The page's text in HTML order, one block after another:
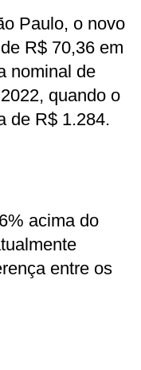
Paulo, o novo
R$ 70,36 em
nominal de
quando o
de R$ 1.284.
acima do
entre os